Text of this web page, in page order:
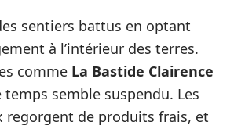
sentiers battus en optant
à l’intérieur des terres.
comme La Bastide Clairence
temps semble suspendu. Les
regorgent de produits frais, et